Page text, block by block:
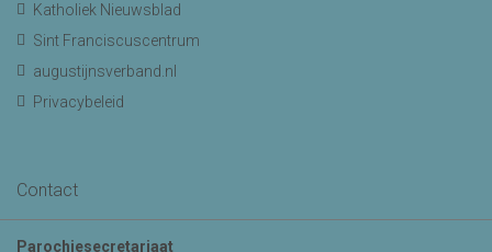
Katholiek Nieuwsblad
Sint Franciscuscentrum
augustijnsverband.nl
Privacybeleid
Contact
Parochiesecretariaat